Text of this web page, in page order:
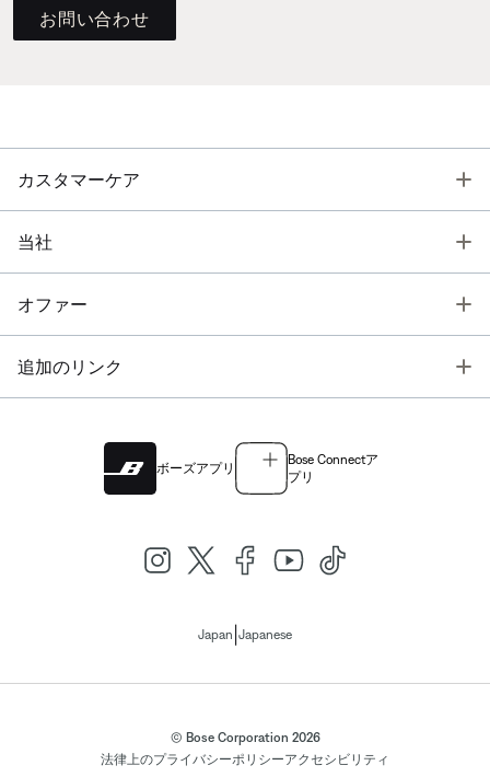
お問い合わせ
カスタマーケア
当社
オファー
追加のリンク
ボーズアプリ
Bose Connectア
プリ
Japan Japanese
© Bose Corporation 2026
法律上のプライバシーポリシーアクセシビリティ